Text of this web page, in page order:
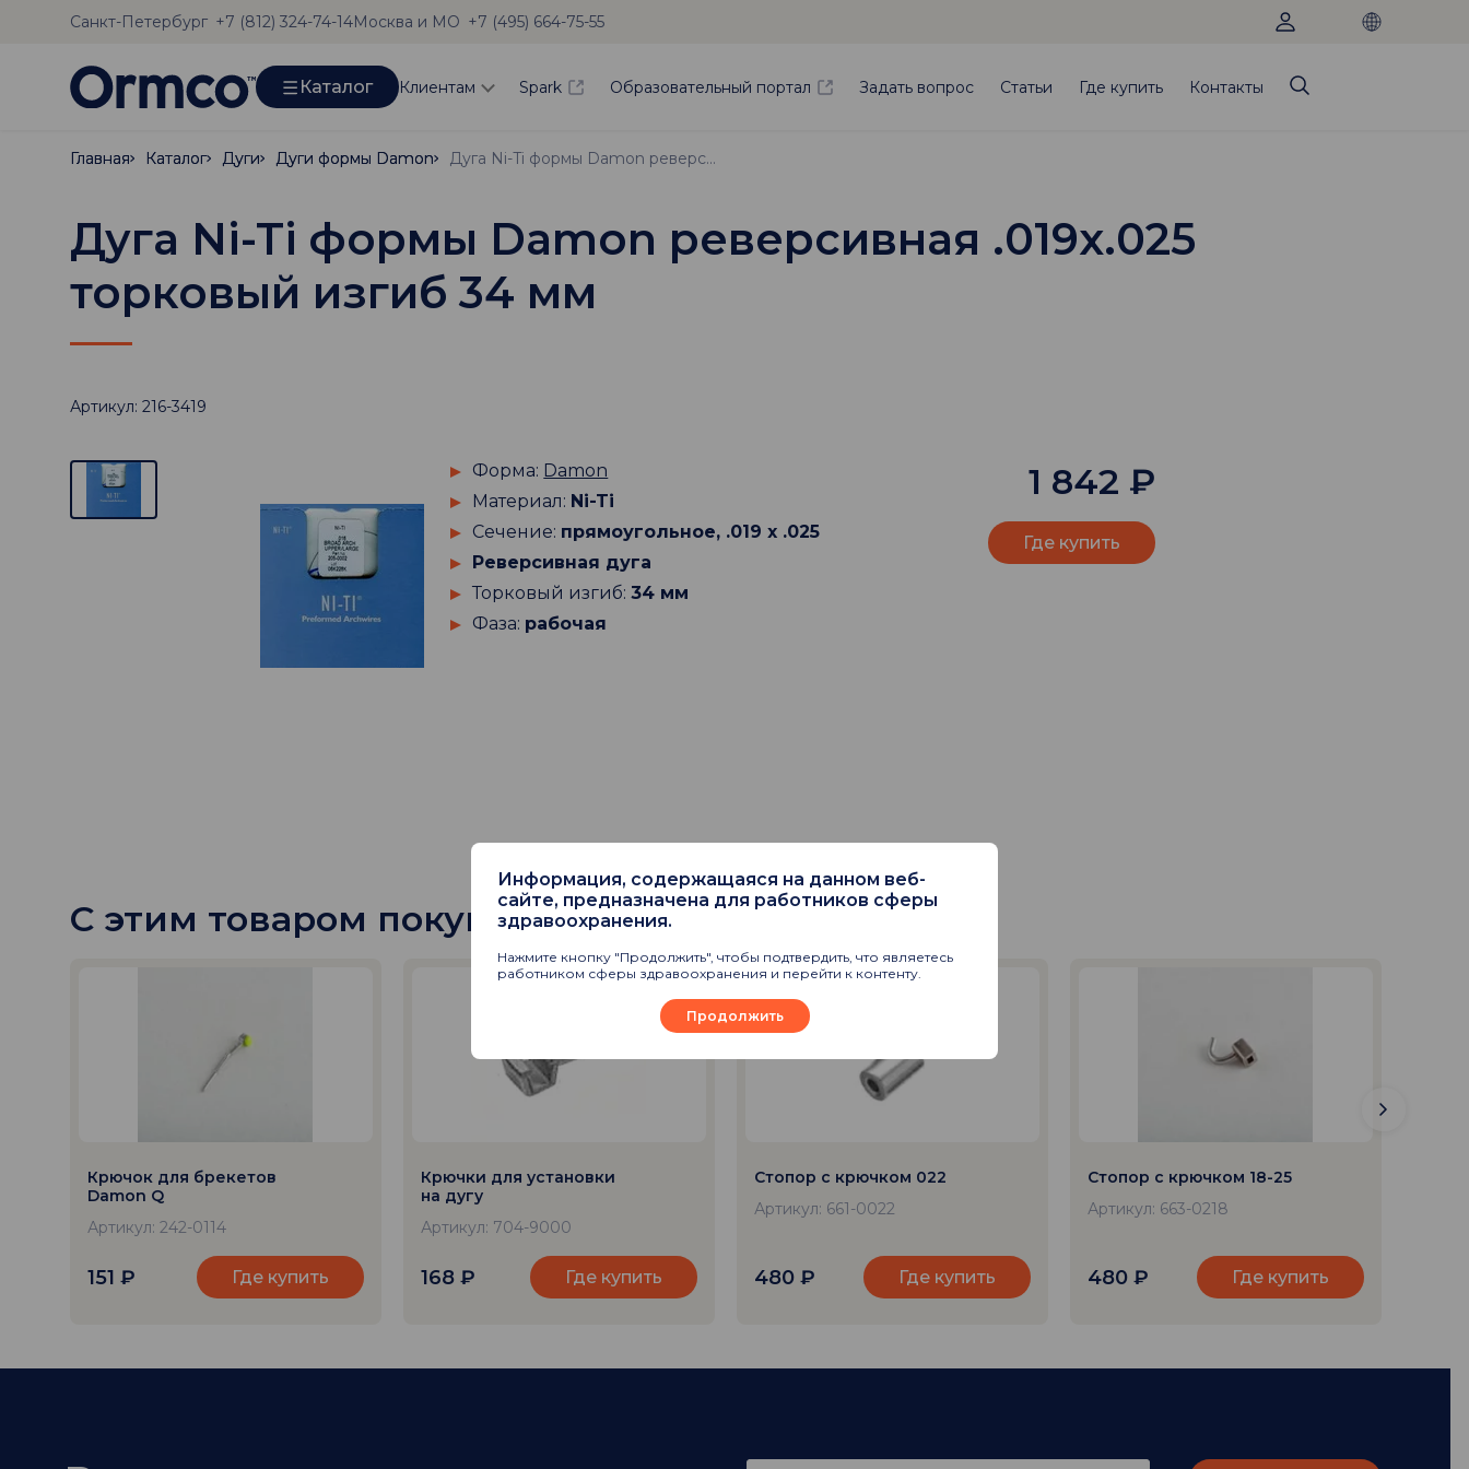
Санкт-Петербург +7 (812) 324-74-14Москва и МО +7 (495) 664-75-55
Каталог Клиентам Spark Образовательный портал Задать вопрос Статьи Где купить Контакты
Главная
Главная Каталог
Каталог Дуги
Дуги Дуги формы Damon
Дуги формы Damon Дуга Ni-Ti формы Damon реверсивная .019х.025 торковый изгиб 34 мм
Дуга Ni-Ti формы Damon реверсивная .019х.025
торковый изгиб 34 мм
Артикул: 216-3419
Форма: Damon
Материал: Ni-Ti
Сечение: прямоугольное, .019 х .025
Реверсивная дуга
Торковый изгиб:34 мм
Фаза: рабочая
1 842 ₽
Где купить
С этим товаром покупают
Крючок для брекетов
Damon Q
Артикул: 242-0114
151 ₽ Где купить
Крючки для установки
на дугу
Артикул: 704-9000
168 ₽ Где купить
Стопор с крючком 022
Артикул: 661-0022
480 ₽ Где купить
Стопор с крючком 18-25
Артикул: 663-0218
480 ₽ Где купить
Информация, содержащаяся на данном веб-
сайте, предназначена для работников сферы
здравоохранения.
Нажмите кнопку "Продолжить", чтобы подтвердить, что являетесь
работником сферы здравоохранения и перейти к контенту.
Продолжить